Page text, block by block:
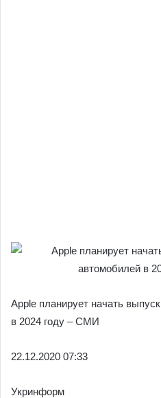
Apple планирует начать
в 2024 году – СМИ
22.12.2020 07:33
Укринформ